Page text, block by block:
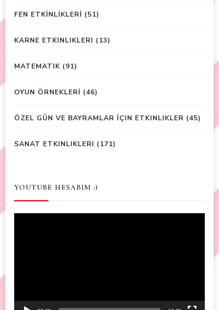
FEN ETKİNLİKLERİ (51)
KARNE ETKINLIKLERI (13)
MATEMATIK (91)
OYUN ÖRNEKLERİ (46)
ÖZEL GÜN VE BAYRAMLAR İÇIN ETKINLIKLER (45)
SANAT ETKINLIKLERI (171)
YOUTUBE HESABIM :)